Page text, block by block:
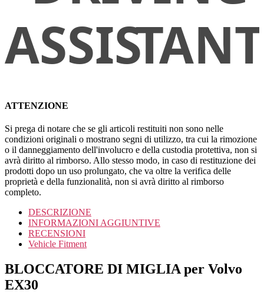
ATTENZIONE
Si prega di notare che se gli articoli restituiti non sono nelle
condizioni originali o mostrano segni di utilizzo, tra cui la rimozione
o il danneggiamento dell'involucro e della custodia protettiva, non si
avrà diritto al rimborso. Allo stesso modo, in caso di restituzione dei
prodotti dopo un uso prolungato, che va oltre la verifica delle
proprietà e della funzionalità, non si avrà diritto al rimborso
completo.
DESCRIZIONE
INFORMAZIONI AGGIUNTIVE
RECENSIONI
Vehicle Fitment
BLOCCATORE DI MIGLIA per Volvo
EX30